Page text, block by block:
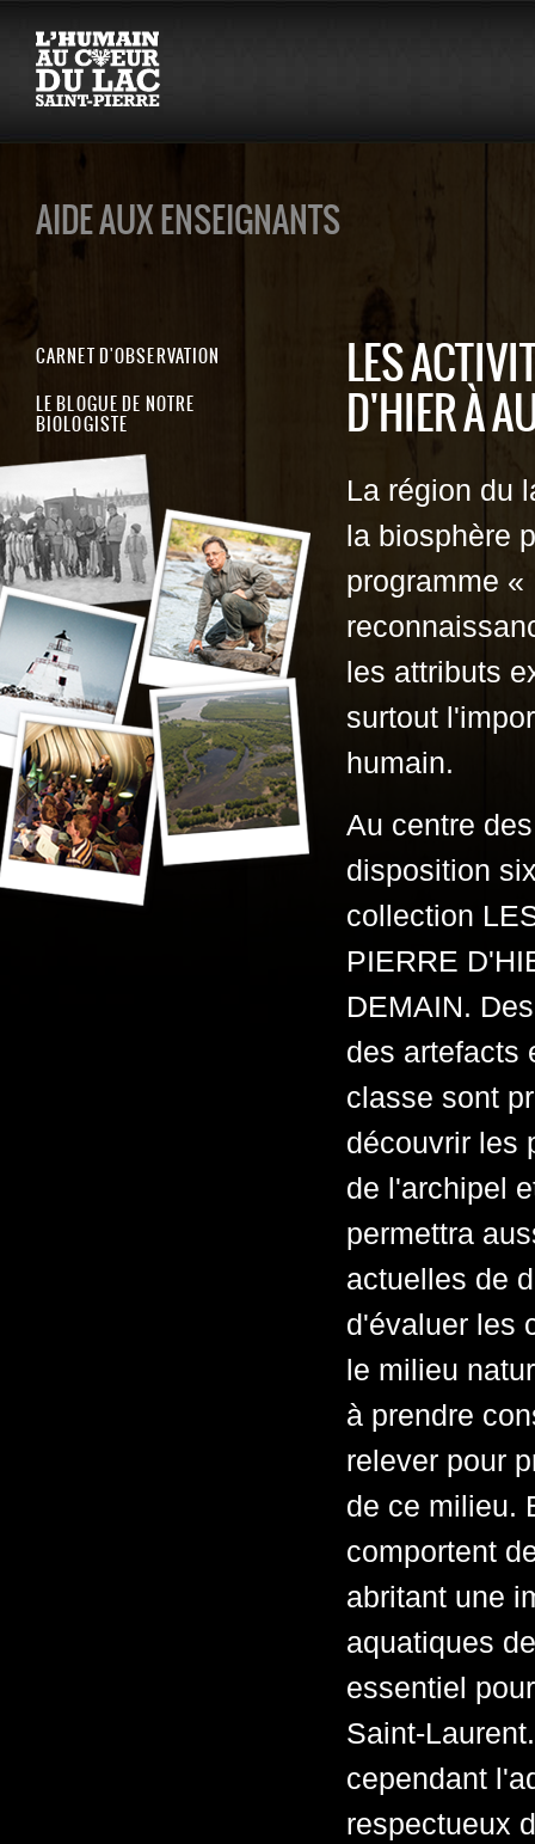
AIDE AUX ENSEIGNANTS
CARNET D'OBSERVATION
LE BLOGUE DE NOTRE
BIOLOGISTE
LES
D'HIER À
La région du
la biosphère
programme
les attributs
surtout
humain.
Au centre
disposition
collection
PIERRE
DEMAIN.
des artefacts
classe sont
découvrir les
de l'archipel
permettra
actuelles de
d'évaluer les
le milieu
à prendre
relever pour
de ce milieu.
comportent
abritant une
aquatiques
essentiel
Saint-
cependant
respectueux